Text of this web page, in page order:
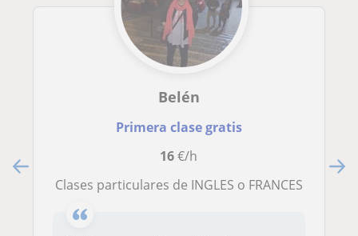
Belén
Primera clase gratis
16€/h
Clases particulares de INGLES o FRANCES